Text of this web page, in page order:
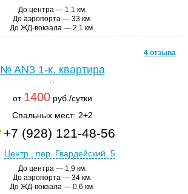
До центра — 1,1 км.
До аэропорта — 33 км.
До ЖД-вокзала — 2,1 км.
4 отзыва
№ AN31-к. квартира
от 1400руб./сутки
Спальных мест: 2+2
+7 (928) 121-48-56
Центр , пер. Гвардейский, 5
До центра — 1,9 км.
До аэропорта — 34 км.
До ЖД-вокзала — 0,6 км.